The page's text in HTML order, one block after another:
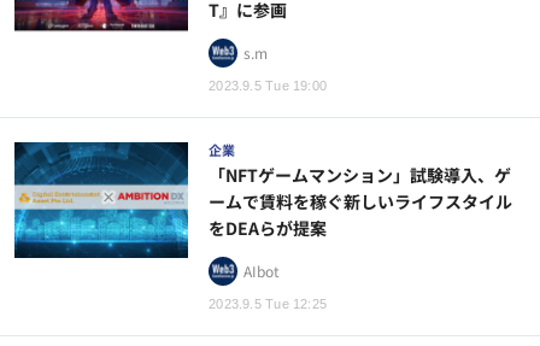
2023.9.5 Tue 19:00
T』に参画
s.m
企業
2023.9.5 Tue 12:25
「NFTゲームマンション」試験導入、ゲ
ームで賃料を稼ぐ新しいライフスタイル
をDEAらが提案
AIbot